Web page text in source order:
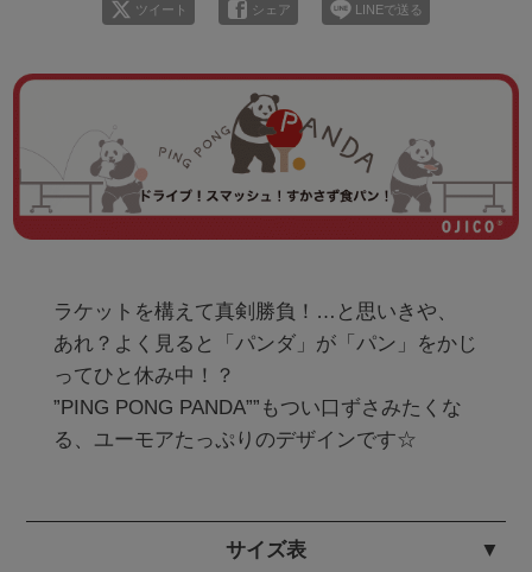
ツイート シェア LINEで送る
ラケットを構えて真剣勝負！…と思いきや、
あれ？よく見ると「パンダ」が「パン」をかじ
ってひと休み中！？
”PING PONG PANDA””もつい口ずさみたくな
る、ユーモアたっぷりのデザインです☆
サイズ表